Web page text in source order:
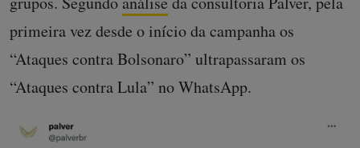
primeira vez desde o início da campanha os
“Ataques contra Bolsonaro” ultrapassaram os
“Ataques contra Lula” no WhatsApp.